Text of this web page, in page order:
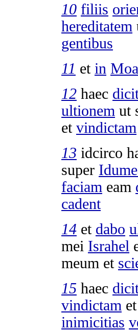
10 filiis
hereditatem
gentibus
11 et in
12 haec
ultionem ut
et vindictam
13 idcirco
super
faciam eam
cadent
14 et dabo
mei Israhel
meum et
15 haec
vindictam et
inimicitias